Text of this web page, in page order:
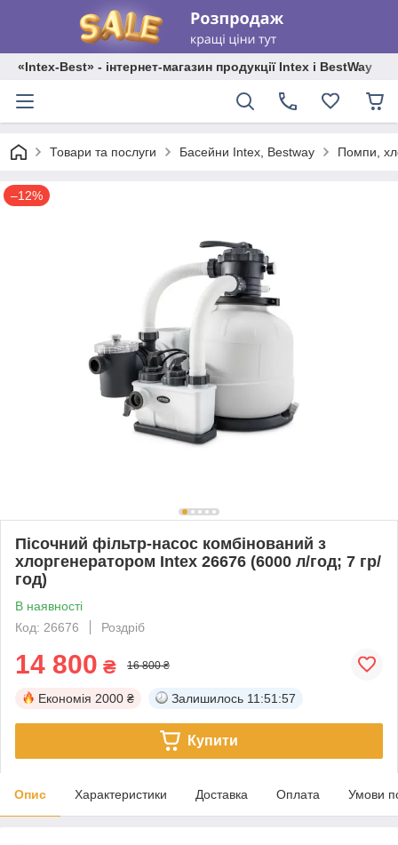
«Intex-Best» - інтернет-магазин продукції Intex і BestWay
Товари та послуги Басейни Intex, Bestway Помпи,
–12%
Пісочний фільтр-насос комбінований з
хлоргенератором Intex 26676 (6000 л/год; 7 гр/
год)
В наявності
Код: 26676
Роздріб
14 800 ₴ 16 800 ₴
Економія 2000 ₴ Залишилось 11:51:56
Купити
Опис Характеристики Доставка Оплата Умови